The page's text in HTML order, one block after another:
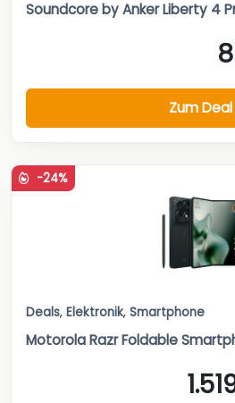
Soundcore by Anker Liberty 4
Zum Deal
-24%
Deals, Elektronik, Smartphone
Motorola Razr Foldable